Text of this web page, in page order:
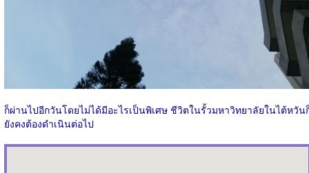
ก็ผ่านไปอีกวันโดยไม่ได้มีอะไรเป็นพิเศษ ชีวิตในรั้วมหาวิทยาลัยในไต้หวัน
ยังคงต้องดำเนินต่อไป